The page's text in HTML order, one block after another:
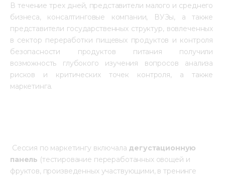
В течение трех дней, представители малого и среднего
бизнеса, консалтинговые компании, ВУЗы, а также
представители государственных структур, вовлеченных
в сектор переработки пищевых продуктов и контроля
безопасности продуктов питания получили
возможность глубокого изучения вопросов анализа
рисков и критических точек контроля, а также
маркетинга.
Сессия по маркетингу включала дегустационную
панель (тестирование переработанных овощей и
фруктов, произведенных участвующими, в тренинге